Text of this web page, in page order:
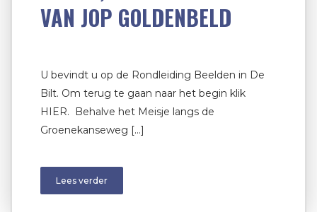
VAN JOP GOLDENBELD
U bevindt u op de Rondleiding Beelden in De
Bilt. Om terug te gaan naar het begin klik
HIER. Behalve het Meisje langs de
Groenekanseweg […]
Lees verder